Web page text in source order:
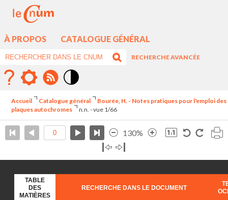
À PROPOS CATALOGUE GÉNÉRAL
RECHERCHE AVANCÉE
élévé
Accueil Catalogue général
Bourée, H. - Notes pratiques pour l'emploi des
plaques autochromes
n.n. - vue 1/66
130%
TABLE
DES
MATIÈRES
RECHERCHE DANS LE DOCUMENT